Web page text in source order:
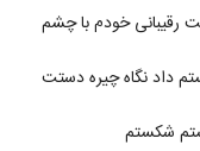
رو عاشق کردم
رقیبانی خودم با چشم
داد نگاه چیره دستت
شکستم